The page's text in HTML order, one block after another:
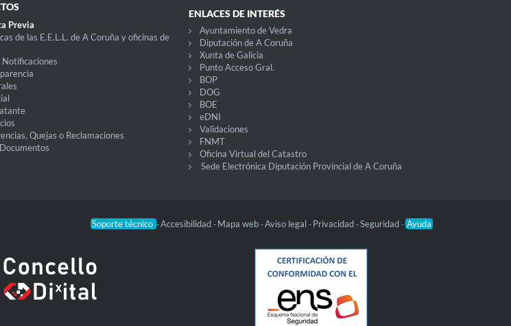
Previa
de las E.E.L.L. de A Coruña y oficinas de
Quejas o Reclamaciones
ENLACES DE INTERÉS
Ayuntamiento de Vedra
Diputación de A Coruña
Xunta de Galicia
Punto Acceso Gral.
BOP
DOG
BOE
eDNI
Validaciones
FNMT
Oficina Virtual del Catastro
Sede Electrónica Diputación Provincial de A Coruña
Soporte técnico -Accesibilidad - Mapa web -Aviso legal - Privacidad -Seguridad - Ayuda